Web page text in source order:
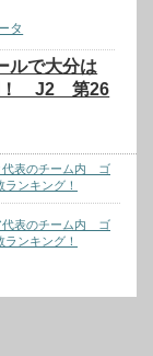
タ
ルで大分は
！ J2 第26
代表のチーム内 ゴ
ンキング！
代表のチーム内 ゴ
ンキング！